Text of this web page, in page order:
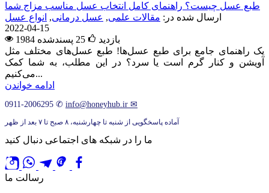
طبع عسل چیست؟ راهنمای کامل انتخاب عسل مناسب مزاج شما
ارسال شده در: مقالات علمی, عسل درمانی, انواع عسل
2022-04-15
1984 بازدید
25 پسندشده
یک راهنمای جامع برای طبع عسل‌ها! طبع عسل‌های مختلف مثل
آویشن و کنار گرم است یا سرد؟ در این مطلب، به شما کمک
می‌کنیم...
ادامه خواندن
0911-2006295 ✆ info@honeyhub.ir ✉
آماده پاسخگویی از شنبه تا چهارشنبه، ۸ صبح تا ۷ بعد از ظهر
ما را در شبکه های اجتماعی دنبال کنید
رسالت ما